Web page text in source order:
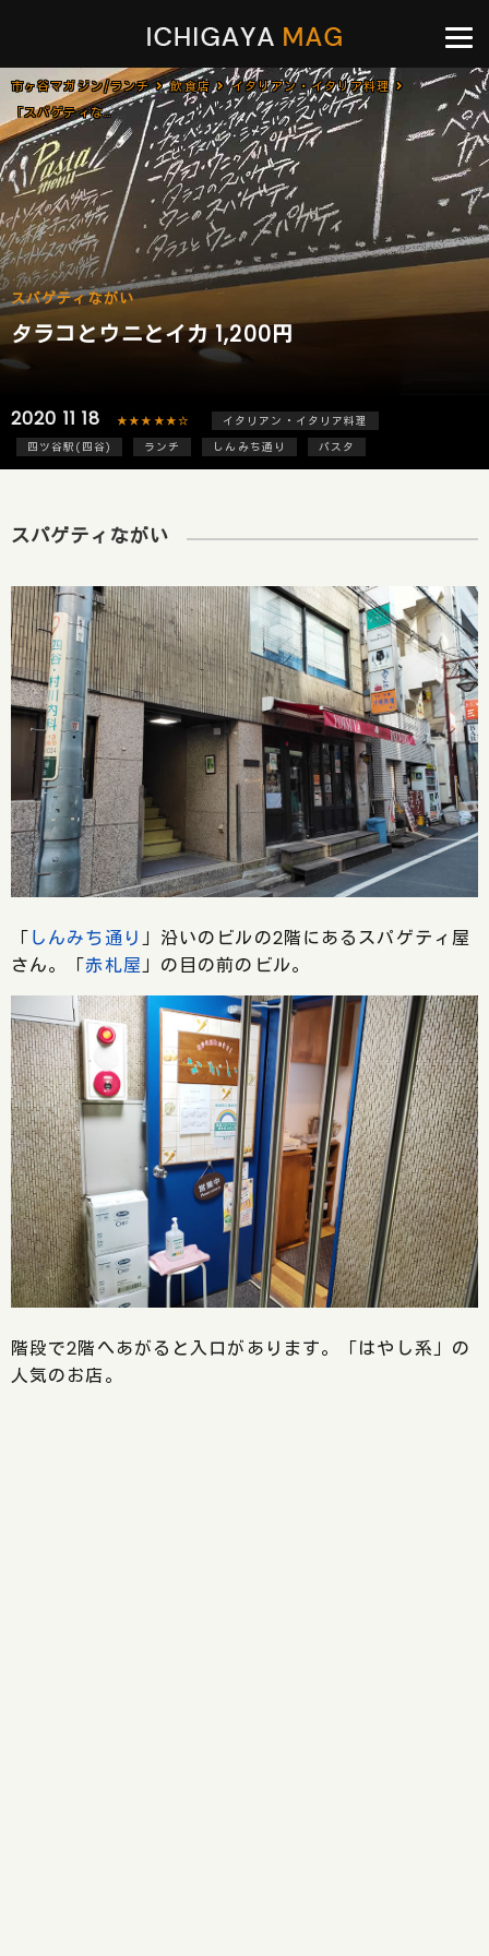
市ヶ谷マガジン/ランチ 飲食店
イタリアン・イタリア料理
「スパゲティながい」で「タラコとウニとイカ(1,200円)」[四ツ谷]
スパゲティながい
タラコとウニとイカ 1,200円
2020 11 18 ★★★★★☆
イタリアン・イタリア料理
四ツ谷駅(四谷)
ランチ しんみち通り パスタ
スパゲティながい
「しんみち通り」沿いのビルの2階にあるスパゲティ屋
さん。「赤札屋」の目の前のビル。
階段で2階へあがると入口があります。「はやし系」の
人気のお店。